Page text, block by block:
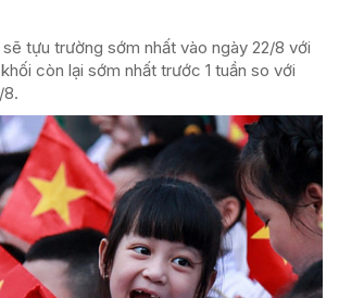
tựu trường sớm nhất vào ngày 22/8 với
còn lại sớm nhất trước 1 tuần so với
8.